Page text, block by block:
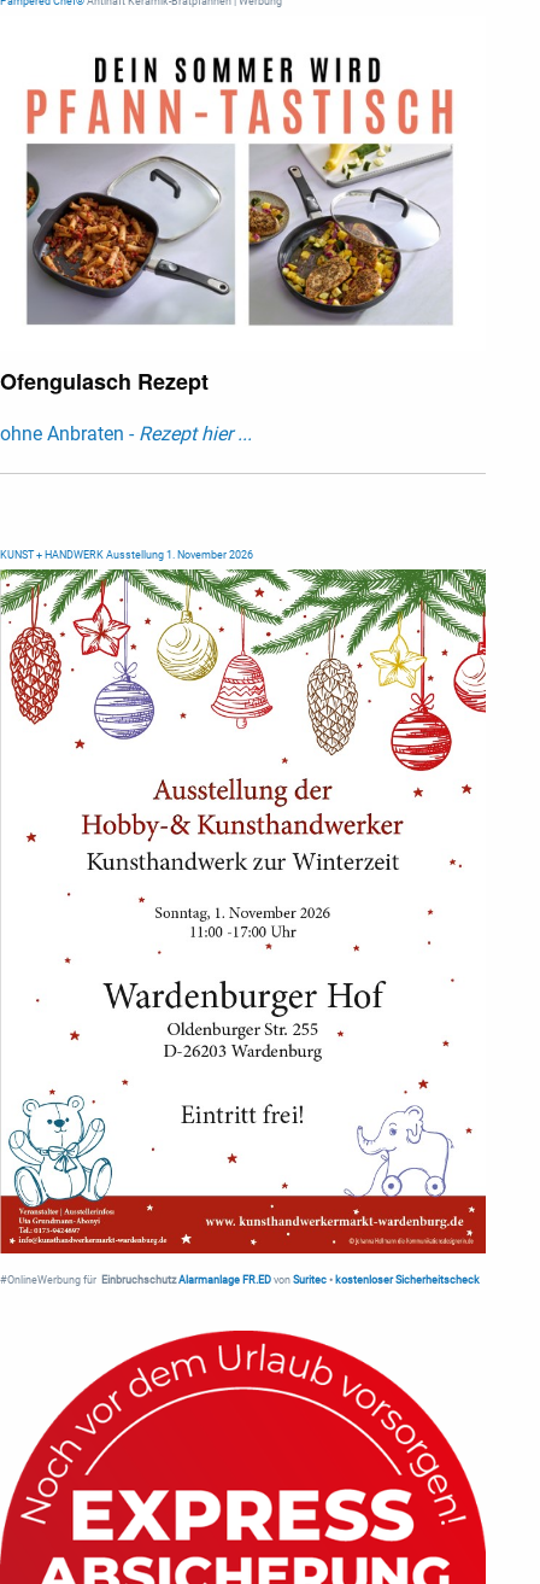
Ofengulasch Rezept
ohne Anbraten - Rezept hier ...
KUNST + HANDWERK Ausstellung 1. November 2026
#OnlineWerbung für Einbruchschutz Alarmanlage FR.ED von Suritec • kostenloser Sicherheitscheck